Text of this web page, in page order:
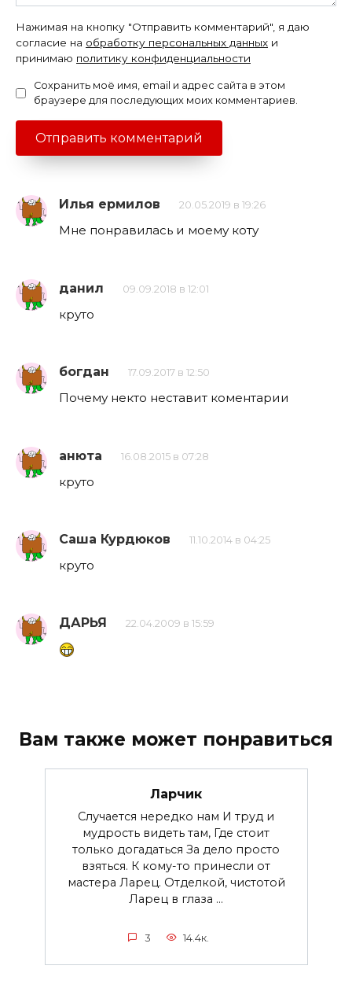
Нажимая на кнопку "Отправить комментарий", я даю
согласие на обработку персональных данных и
принимаю политику конфиденциальности
Сохранить моё имя, email и адрес сайта в этом
браузере для последующих моих комментариев.
Илья ермилов 20.05.2019 в 19:26
Мне понравилась и моему коту
данил 09.09.2018 в 12:01
круто
богдан 17.09.2017 в 12:50
Почему некто неставит коментарии
анюта 16.08.2015 в 07:28
круто
Саша Курдюков 11.10.2014 в 04:25
круто
ДАРЬЯ 22.04.2009 в 15:59
Вам также может понравиться
Ларчик
Случается нередко нам И труд и
мудрость видеть там, Где стоит
только догадаться За дело просто
взяться. К кому-то принесли от
мастера Ларец. Отделкой, чистотой
Ларец в глаза ...
3 14.4к.